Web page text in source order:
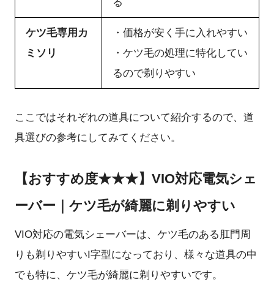
ケツ毛専用カ
ミソリ
・価格が安く手に入れやすい
・ケツ毛の処理に特化してい
るので剃りやすい
ここではそれぞれの道具について紹介するので、道
具選びの参考にしてみてください。
【おすすめ度★★★】VIO対応電気シェ
ーバー｜ケツ毛が綺麗に剃りやすい
VIO対応の電気シェーバーは、ケツ毛のある肛門周
りも剃りやすいI字型になっており、様々な道具の中
でも特に、ケツ毛が綺麗に剃りやすいです。